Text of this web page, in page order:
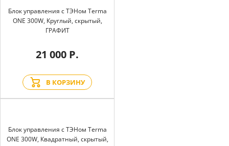
Блок управления с ТЭНом Terma
ONE 300W, Круглый, скрытый,
ГРАФИТ
21 000 Р.
В КОРЗИНУ
Блок управления с ТЭНом Terma
ONE 300W, Квадратный, скрытый,